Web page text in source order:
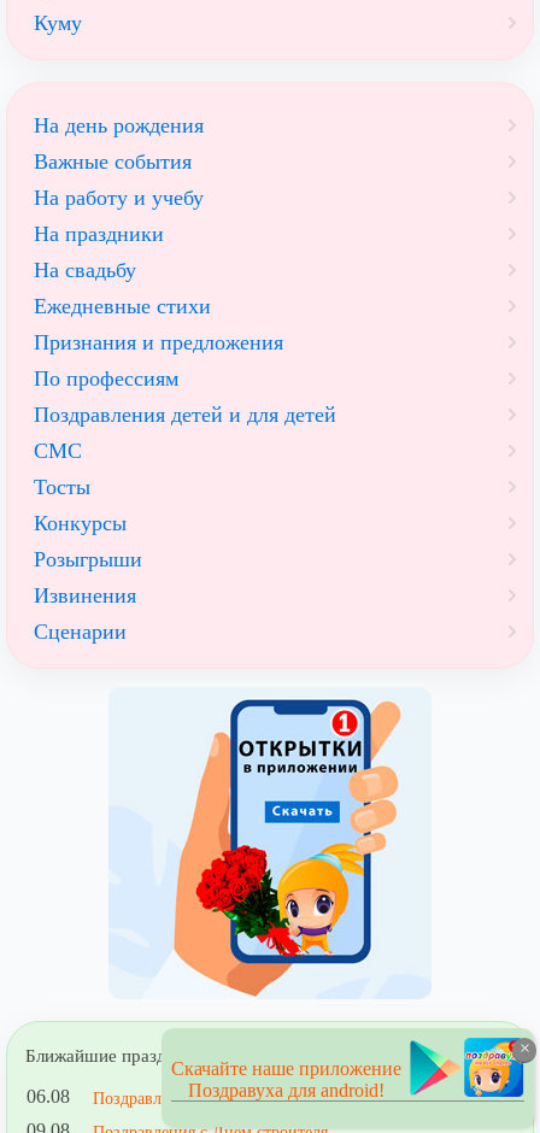
Куму
На день рождения
Важные события
На работу и учебу
На праздники
На свадьбу
Ежедневные стихи
Признания и предложения
По профессиям
Поздравления детей и для детей
СМС
Тосты
Конкурсы
Розыгрыши
Извинения
Сценарии
Ближайшие праздники
06.08 Поздравления с Днем Железнодорожных войск
×
Скачайте наше приложение
Поздравуха для android!